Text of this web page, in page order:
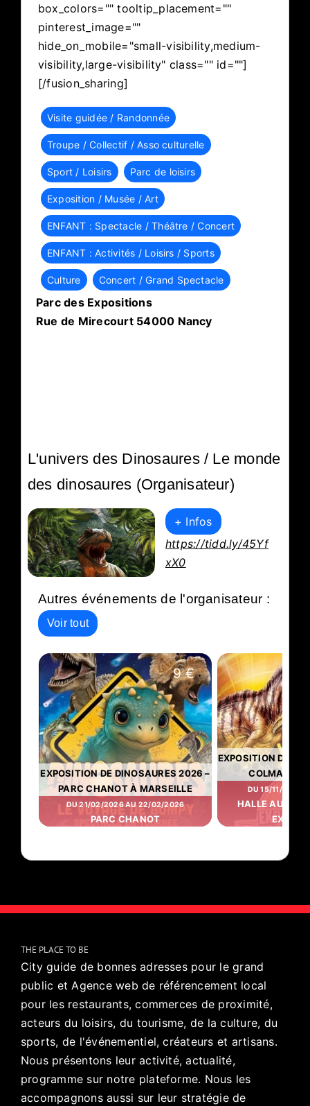
box_colors="" tooltip_placement=""
pinterest_image=""
hide_on_mobile="small-visibility,medium-
visibility,large-visibility" class="" id=""]
[/fusion_sharing]
Visite guidée / Randonnée
Troupe / Collectif / Asso culturelle
Sport / Loisirs Parc de loisirs
Exposition / Musée / Art
ENFANT : Spectacle / Théâtre / Concert
ENFANT : Activités / Loisirs / Sports
Culture Concert / Grand Spectacle
Parc des Expositions
Rue de Mirecourt 54000 Nancy
L'univers des Dinosaures / Le monde
des dinosaures (Organisateur)
+ Infos
https://tidd.ly/45Yf
xX0
Autres événements de l'organisateur :
Voir tout
9 €
EXPOSITION DE DINOSAURES 2026 –
PARC CHANOT À MARSEILLE
DU 21/02/2026 AU 22/02/2026
PARC CHANOT
EXPOSITION DES
COLMAR ET
DU 15/11/2025
HALLE AUX
THE PLACE TO BE
City guide de bonnes adresses pour le grand
public et Agence web de référencement local
pour les restaurants, commerces de proximité,
acteurs du loisirs, du tourisme, de la culture, du
sports, de l'événementiel, créateurs et artisans.
Nous présentons leur activité, actualité,
programme sur notre plateforme. Nous les
accompagnons aussi sur leur stratégie de